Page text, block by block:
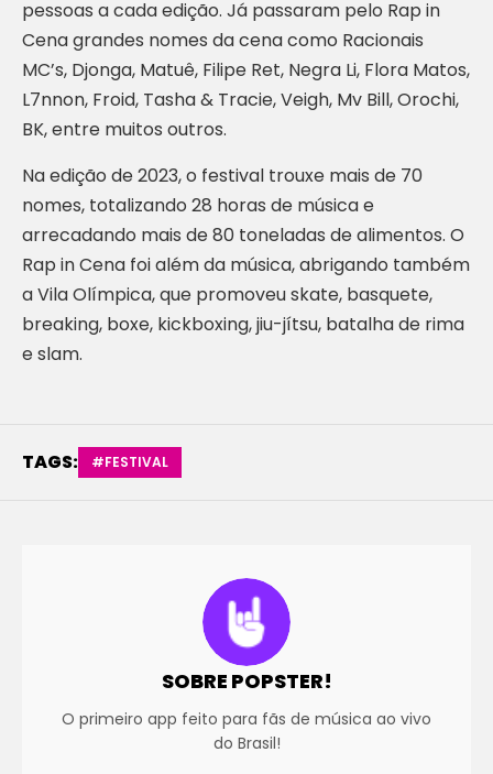
pessoas a cada edição. Já passaram pelo Rap in
Cena grandes nomes da cena como Racionais
MC’s, Djonga, Matuê, Filipe Ret, Negra Li, Flora Matos,
L7nnon, Froid, Tasha & Tracie, Veigh, Mv Bill, Orochi,
BK, entre muitos outros.
Na edição de 2023, o festival trouxe mais de 70
nomes, totalizando 28 horas de música e
arrecadando mais de 80 toneladas de alimentos. O
Rap in Cena foi além da música, abrigando também
a Vila Olímpica, que promoveu skate, basquete,
breaking, boxe, kickboxing, jiu-jítsu, batalha de rima
e slam.
TAGS: #FESTIVAL
SOBRE POPSTER!
O primeiro app feito para fãs de música ao vivo
do Brasil!